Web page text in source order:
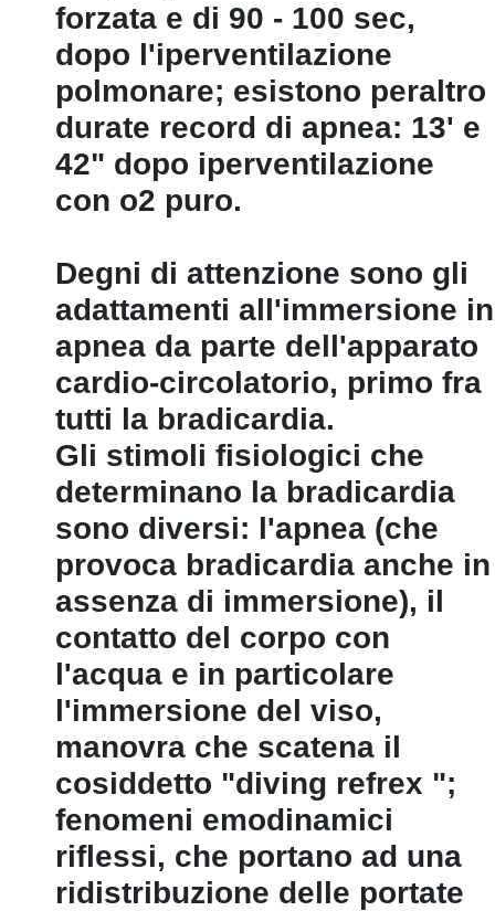
forzata e di 90 - 100 sec,
dopo l'iperventilazione
polmonare; esistono peraltro
durate record di apnea: 13' e
42" dopo iperventilazione
con o2 puro.
Degni di attenzione sono gli
adattamenti all'immersione in
apnea da parte dell'apparato
cardio-circolatorio, primo fra
tutti la bradicardia.
Gli stimoli fisiologici che
determinano la bradicardia
sono diversi: l'apnea (che
provoca bradicardia anche in
assenza di immersione), il
contatto del corpo con
l'acqua e in particolare
l'immersione del viso,
manovra che scatena il
cosiddetto "diving refrex ";
fenomeni emodinamici
riflessi, che portano ad una
ridistribuzione delle portate